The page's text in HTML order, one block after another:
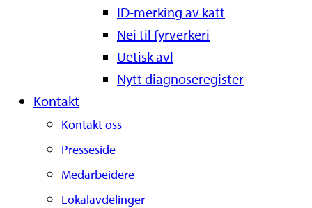
ID-merking av katt
Nei til fyrverkeri
Uetisk avl
Nytt diagnoseregister
Kontakt
Kontakt oss
Presseside
Medarbeidere
Lokalavdelinger